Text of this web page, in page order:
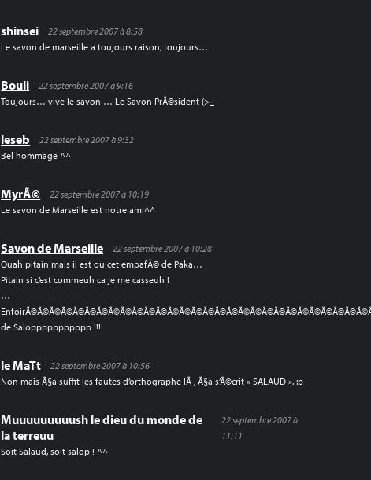
shinsei
22 septembre 2007 à 8:58
Le savon de marseille a toujours raison, toujours…
Bouli
22 septembre 2007 à 9:16
Toujours… vive le savon … Le Savon PrÃ©sident (>_
leseb
22 septembre 2007 à 9:32
Bel hommage ^^
MyrÃ©
22 septembre 2007 à 10:19
Le savon de Marseille est notre ami^^
Savon de Marseille
22 septembre 2007 à 10:28
Ouah pitain mais il est ou cet empafÃ© de Paka…
Pitain si c’est commeuh ca je me casseuh !
…
de Saloppppppppppp !!!!
le MaTt
22 septembre 2007 à 10:56
Non mais Ã§a suffit les fautes d’orthographe lÃ , Ã§a s’Ã©crit « SALAUD ». :p
Muuuuuuuuush le dieu du monde de
la terreuu
22 septembre 2007 à
11:11
Soit Salaud, soit salop ! ^^